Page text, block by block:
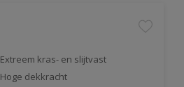
Extreem kras- en slijtvast
Hoge dekkracht